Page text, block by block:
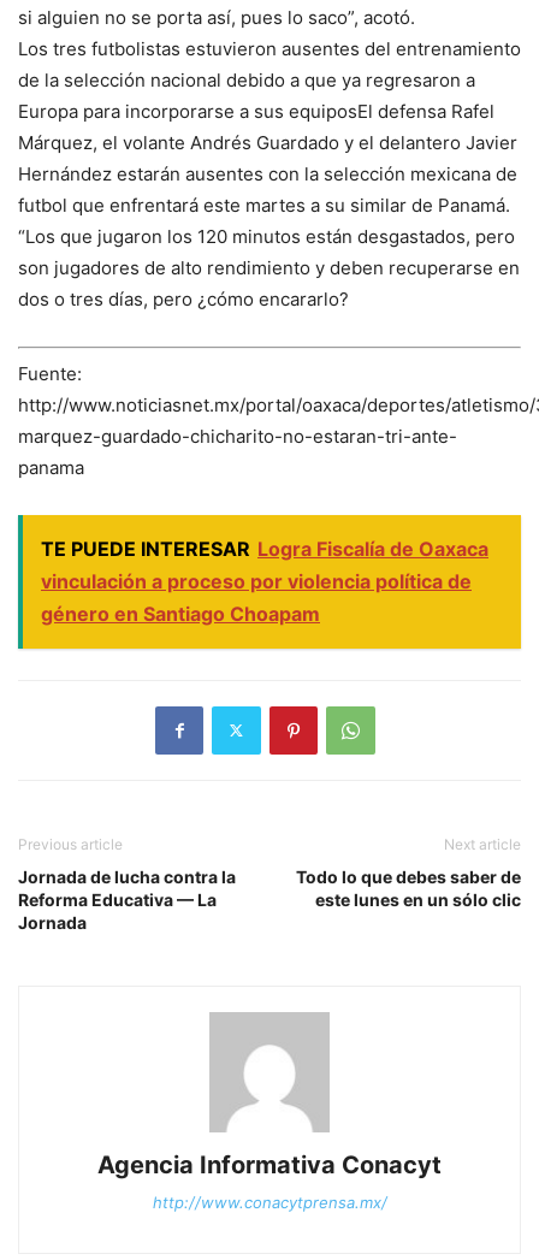
si alguien no se porta así, pues lo saco”, acotó.
Los tres futbolistas estuvieron ausentes del entrenamiento
de la selección nacional debido a que ya regresaron a
Europa para incorporarse a sus equiposEl defensa Rafel
Márquez, el volante Andrés Guardado y el delantero Javier
Hernández estarán ausentes con la selección mexicana de
futbol que enfrentará este martes a su similar de Panamá.
“Los que jugaron los 120 minutos están desgastados, pero
son jugadores de alto rendimiento y deben recuperarse en
dos o tres días, pero ¿cómo encararlo?
Fuente:
http://www.noticiasnet.mx/portal/oaxaca/deportes/atletismo/
marquez-guardado-chicharito-no-estaran-tri-ante-
panama
TE PUEDE INTERESAR Logra Fiscalía de Oaxaca
vinculación a proceso por violencia política de
género en Santiago Choapam
Previous article
Jornada de lucha contra la
Reforma Educativa — La
Jornada
Next article
Todo lo que debes saber de
este lunes en un sólo clic
Agencia Informativa Conacyt
http://www.conacytprensa.mx/